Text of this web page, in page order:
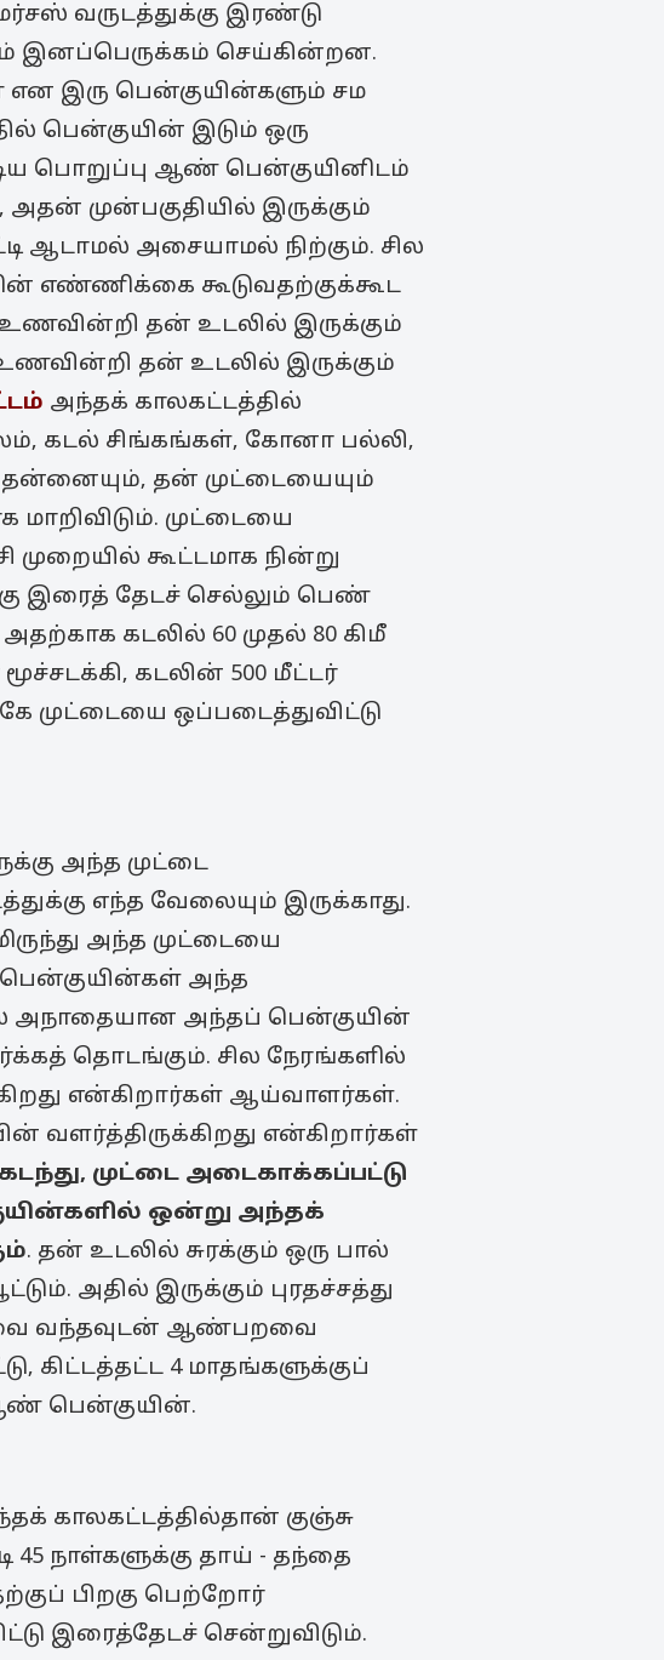
வருடத்துக்கு இரண்டு
இனப்பெருக்கம் செய்கின்றன.
இரு பென்குயின்களும் சம
பென்குயின் இடும் ஒரு
பொறுப்பு ஆண் பென்குயினிடம்
முன்பகுதியில் இருக்கும்
ஆடாமல் அசையாமல் நிற்கும். சில
எண்ணிக்கை கூடுவதற்குக்கூட
உணவின்றி தன் உடலில் இருக்கும்
தன் உடலில் இருக்கும்
அந்தக் காலகட்டத்தில்
கடல் சிங்கங்கள், கோனா பல்லி,
தன்னையும், தன் முட்டையையும்
முட்டையை
கூட்டமாக நின்று
இரைத் தேடச் செல்லும் பெண்
கடலில் 60 முதல் 80 கிமீ
கடலின் 500 மீட்டர்
முட்டையை ஒப்படைத்துவிட்டு
அந்த முட்டை
எந்த வேலையும் இருக்காது.
அந்த முட்டையை
பென்குயின்கள் அந்த
அநாதையான அந்தப் பென்குயின்
தொடங்கும். சில நேரங்களில்
என்கிறார்கள் ஆய்வாளர்கள்.
வளர்த்திருக்கிறது என்கிறார்கள்
முட்டை அடைகாக்கப்பட்டு
ஒன்று அந்தக்
. தன் உடலில் சுரக்கும் ஒரு பால்
அதில் இருக்கும் புரதச்சத்து
வந்தவுடன் ஆண்பறவை
கிட்டத்தட்ட 4 மாதங்களுக்குப்
பென்குயின்.
காலகட்டத்தில்தான் குஞ்சு
நாள்களுக்கு தாய் - தந்தை
பிறகு பெற்றோர்
இரைத்தேடச் சென்றுவிடும்.